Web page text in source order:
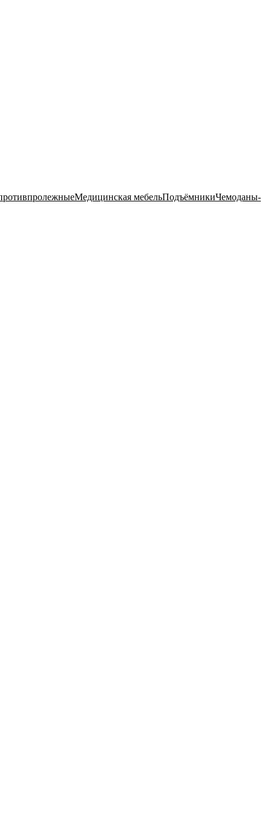
Медицинская мебельПодъёмникиЧемоданы-